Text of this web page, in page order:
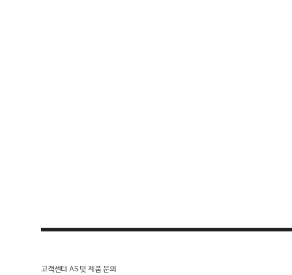
고객센터 AS 및 제품 문의